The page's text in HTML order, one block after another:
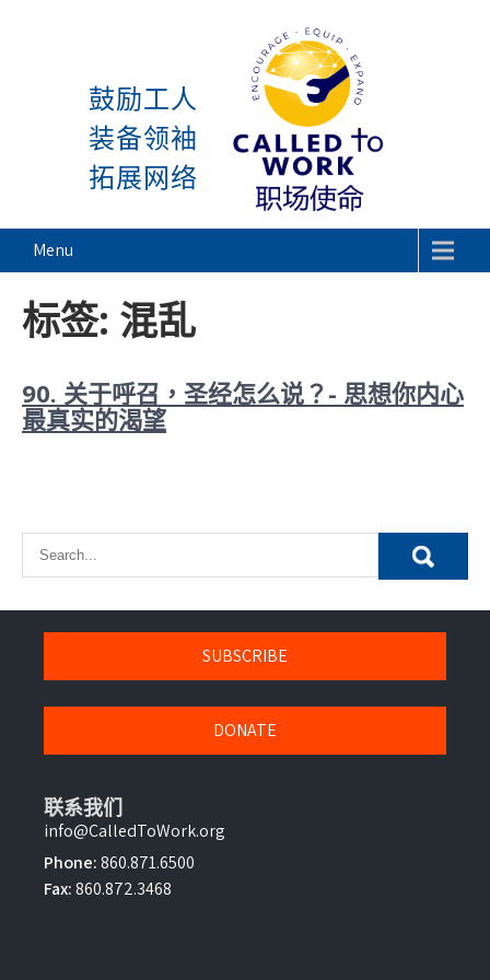
Called To Work
鼓励工人
装备领袖
拓展网络
Menu
标签: 混乱
90. 关于呼召，圣经怎么说？- 思想你内心
最真实的渴望
SUBSCRIBE
DONATE
联系我们
info@CalledToWork.org
Phone:860.871.6500
Fax:860.872.3468